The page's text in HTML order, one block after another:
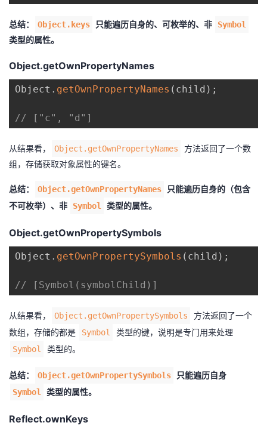
总结： Object.keys 只能遍历自身的、可枚举的、非 Symbol
类型的属性。
Object.getOwnPropertyNames
Object . getOwnPropertyNames ( child ) ;
// ["c", "d"]
从结果看， Object.getOwnPropertyNames
方法返回了一个数
组，存储获取对象属性的键名。
总结： Object.getOwnPropertyNames
只能遍历自身的（包含
不可枚举）、非
Symbol 类型的属性。
Object.getOwnPropertySymbols
Object . getOwnPropertySymbols ( child ) ;
// [Symbol(symbolChild)]
从结果看， Object.getOwnPropertySymbols
方法返回了一个
数组，存储的都是
Symbol 类型的键，说明是专门用来处理
Symbol 类型的。
总结： Object.getOwnPropertySymbols 只能遍历自身
Symbol 类型的属性。
Reflect.ownKeys